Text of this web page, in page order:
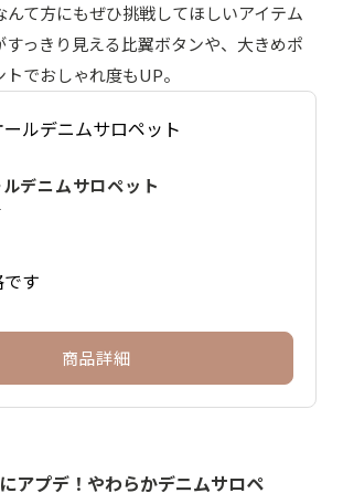
て方にもぜひ挑戦してほしいアイテム
すっきり見える比翼ボタンや、大きめポ
でおしゃれ度もUP。
デニムサロペット
す
商品詳細
アプデ！やわらかデニムサロペ